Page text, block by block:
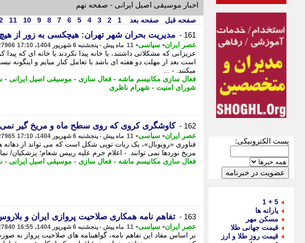
پست الکترونیکی:
5 + 1
یارانه ها
مسکن مهر
قیمت جهانی طلا
قیمت روز طلا و ارز
اخبار موسیقی اصیل ایرانی - صفحه نهم
صفحه قبل صفحه بعد 1
2
3
4
5
6
7
8
9
10
11
161 - مدیریت بحران شهر تهران: هیچکسی به زور از
عصر ایران- سیاسی- 11 ماه پیش - پنجشنبه 6 شهریور 1404، 17:10
عزیزانی که مشکلاتی داشتند، یا خانه پیدا نکردند یا خانه ای که
است بعد از مهلت دو هفته ای باشد با تعامل کنار میایم و اینگونه
میکنند. - ...
فعال سازی مکانیسم ماشه - فعال سازی - موسیقی اصیل ایرانی -
شورای امنیت - شهرام ناظری
162 - کاوشگری کروی که روی سطح ماه و مریخ گیر نمی
عصر ایران- سیاسی- 11 ماه پیش - پنجشنبه 6 شهریور 1404، 17:10
فناوری «روبوبال»، یک ربات توپی شکل است که می تواند از دهانه
مریخ نوردها نمی توانند. - اعلام جرم علیه رییس شعام؛ پزشکیان/
فعال سازی مکانیسم ماشه - فعال سازی - موسیقی اصیل ایرانی -
163 - تفاهم نامه همکاری صلاحیت پروازی ایران و
عصر ایران- سیاسی- 11 ماه پیش - پنجشنبه 6 شهریور 1404، 16:55
بر اساس مفاد این تفاهم نامه، گواهینامه های صلاحیت پرواز به